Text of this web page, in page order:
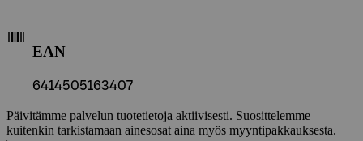
EAN
6414505163407
Päivitämme palvelun tuotetietoja aktiivisesti. Suosittelemme
kuitenkin tarkistamaan ainesosat aina myös myyntipakkauksesta.